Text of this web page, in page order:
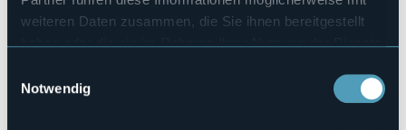
weiteren Daten zusammen, die Sie ihnen bereitgestellt
haben oder die sie im Rahmen Ihrer Nutzung der Dienste
Notwendig
Telefon
+39 340 868 2308
E-mail
Webseite